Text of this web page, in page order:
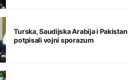
Turska, Saudijska Arabija i Pakistan
potpisali vojni sporazum